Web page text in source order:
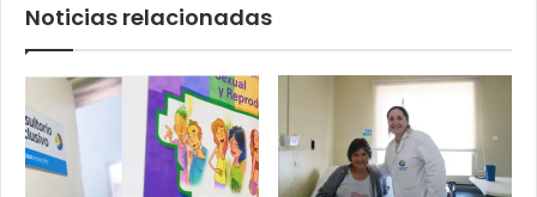
Noticias relacionadas